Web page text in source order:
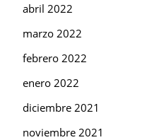
abril 2022
marzo 2022
febrero 2022
enero 2022
diciembre 2021
noviembre 2021